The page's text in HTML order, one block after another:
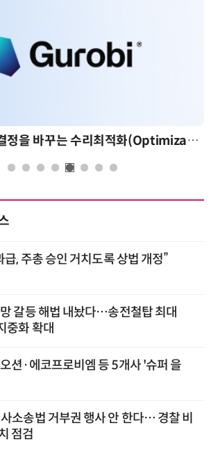
AI 시대의 의사결정을 바꾸는 수리최적화(Optimization): 실제 산업 적용 사례와 활용 전략
급, 주총 승인 거치도록 상법 개정”
갈등 해법 내놨다…송전철탑 최대
중화 확대
션·에코프로비엠 등 5개사 '슈퍼 을
소송법 거부권 행사 안 한다… 경찰 비
점검